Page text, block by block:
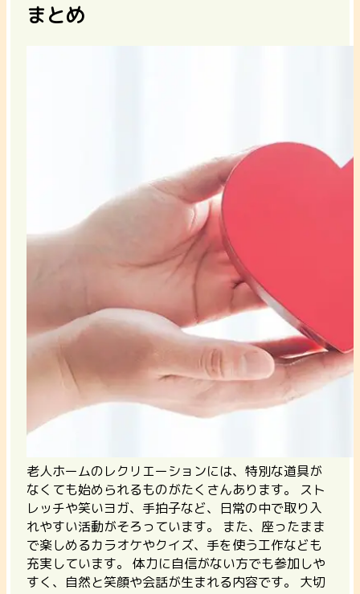
まとめ
老人ホームのレクリエーションには、特別な道具が
なくても始められるものがたくさんあります。 スト
レッチや笑いヨガ、手拍子など、日常の中で取り入
れやすい活動がそろっています。
また、座ったまま
で楽しめるカラオケやクイズ、手を使う工作なども
充実しています。 体力に自信がない方でも参加しや
すく、自然と笑顔や会話が生まれる内容です。 大切